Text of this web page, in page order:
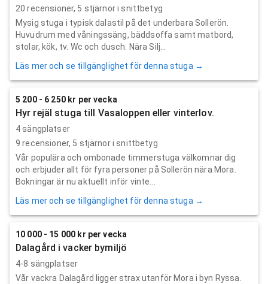
20 recensioner, 5 stjärnor i snittbetyg
Mysig stuga i typisk dalastil på det underbara Sollerön.
Huvudrum med våningssäng, bäddsoffa samt matbord,
stolar, kök, tv. Wc och dusch. Nära Silj...
Läs mer och se tillgänglighet för denna stuga →
5 200 - 6 250 kr per vecka
Hyr rejäl stuga till Vasaloppen eller vinterlov.
4 sängplatser
9 recensioner, 5 stjärnor i snittbetyg
Vår populära och ombonade timmerstuga välkomnar dig
och erbjuder allt för fyra personer på Sollerön nära Mora.
Bokningar är nu aktuellt inför vinte...
Läs mer och se tillgänglighet för denna stuga →
10 000 - 15 000 kr per vecka
Dalagård i vacker bymiljö
4-8 sängplatser
Vår vackra Dalagård ligger strax utanför Mora i byn Ryssa.